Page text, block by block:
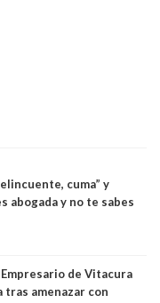
cuma” y
abogada y no te sabes
y Fabiola Campillai en
de Vitacura
amenazar con